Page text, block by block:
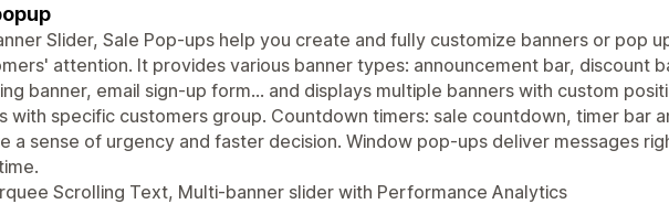
Slider, Sale Pop-ups help you create and fully customize banners or pop
attention. It provides various banner types: announcement bar, discount
banner, email sign-up form... and displays multiple banners with custom
with specific customers group. Countdown timers: sale countdown, timer bar
a sense of urgency and faster decision. Window pop-ups deliver messages
Scrolling Text, Multi-banner slider with Performance Analytics